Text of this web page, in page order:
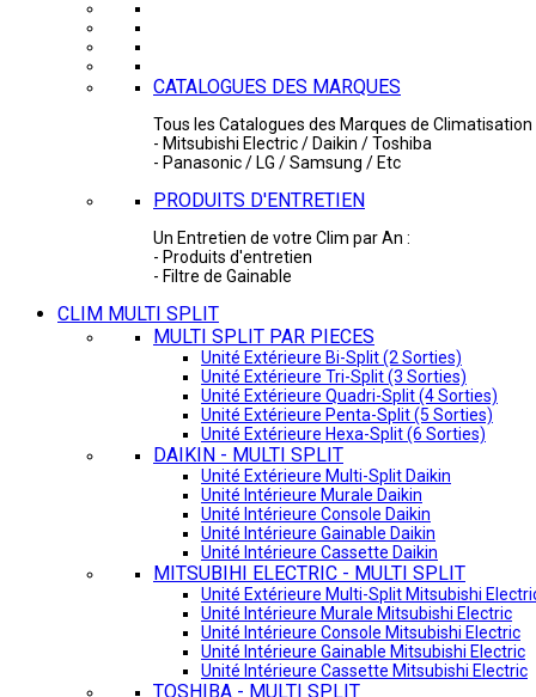
CATALOGUES DES MARQUES
Tous les Catalogues des Marques de Climatisation
- Mitsubishi Electric / Daikin / Toshiba
- Panasonic / LG / Samsung / Etc
PRODUITS D'ENTRETIEN
Un Entretien de votre Clim par An :
- Produits d'entretien
- Filtre de Gainable
CLIM MULTI SPLIT
MULTI SPLIT PAR PIECES
Unité Extérieure Bi-Split (2 Sorties)
Unité Extérieure Tri-Split (3 Sorties)
Unité Extérieure Quadri-Split (4 Sorties)
Unité Extérieure Penta-Split (5 Sorties)
Unité Extérieure Hexa-Split (6 Sorties)
DAIKIN - MULTI SPLIT
Unité Extérieure Multi-Split Daikin
Unité Intérieure Murale Daikin
Unité Intérieure Console Daikin
Unité Intérieure Gainable Daikin
Unité Intérieure Cassette Daikin
MITSUBIHI ELECTRIC - MULTI SPLIT
Unité Extérieure Multi-Split Mitsubishi
Unité Intérieure Murale Mitsubishi Electric
Unité Intérieure Console Mitsubishi Electric
Unité Intérieure Gainable Mitsubishi Electric
Unité Intérieure Cassette Mitsubishi Electric
TOSHIBA - MULTI SPLIT